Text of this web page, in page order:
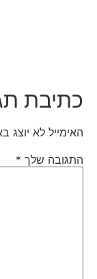
כתיבת
האימייל לא יוצג
התגובה שלך*